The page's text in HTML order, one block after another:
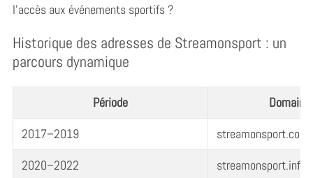
l’accès aux événements sportifs ?
Historique des adresses de Streamonsport : un
parcours dynamique
Période
2017–2019
2020–2022
streamonsport.info